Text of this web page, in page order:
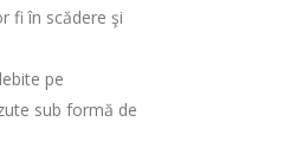
fi în scădere şi
pe
sub formă de